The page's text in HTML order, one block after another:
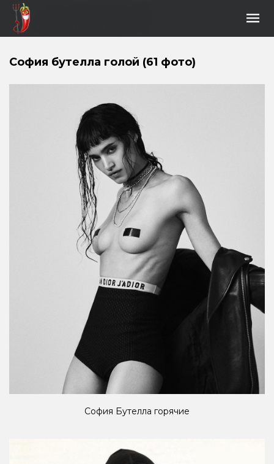
София бутелла голой (61 фото)
София Бутелла горячие